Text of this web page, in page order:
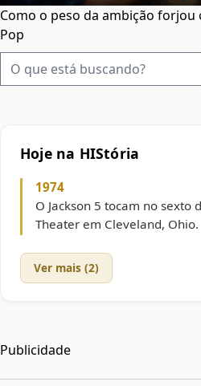
Como o peso da ambição
Pop
Pesquisar
Hoje na HIStória
1974
O Jackson 5 tocam no sexto
Theater em Cleveland, Ohio.
Ver mais (2)
Publicidade